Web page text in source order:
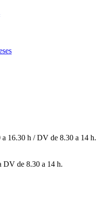
16.30 h / DV de 8.30 a 14 h.
DV de 8.30 a 14 h.